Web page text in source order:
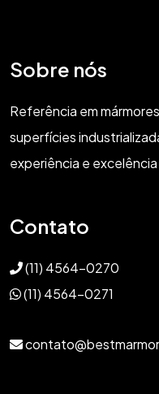
Sobre nós
Referência em
superfícies
experiência e
Contato
(11) 4564-0270
(11) 4564-0271